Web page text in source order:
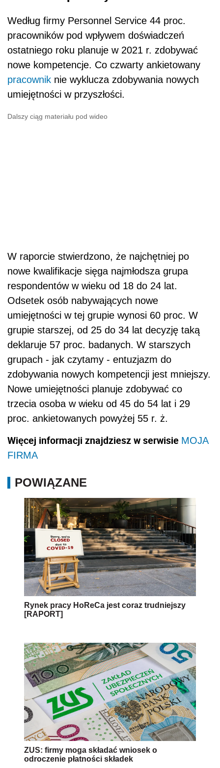
Według firmy Personnel Service 44 proc.
pracowników pod wpływem doświadczeń
ostatniego roku planuje w 2021 r. zdobywać
nowe kompetencje. Co czwarty ankietowany
pracownik nie wyklucza zdobywania nowych
umiejętności w przyszłości.
Dalszy ciąg materiału pod wideo
W raporcie stwierdzono, że najchętniej po
nowe kwalifikacje sięga najmłodsza grupa
respondentów w wieku od 18 do 24 lat.
Odsetek osób nabywających nowe
umiejętności w tej grupie wynosi 60 proc. W
grupie starszej, od 25 do 34 lat decyzję taką
deklaruje 57 proc. badanych. W starszych
grupach - jak czytamy - entuzjazm do
zdobywania nowych kompetencji jest mniejszy.
Nowe umiejętności planuje zdobywać co
trzecia osoba w wieku od 45 do 54 lat i 29
proc. ankietowanych powyżej 55 r. ż.
Więcej informacji znajdziesz w serwisie MOJA
FIRMA
POWIĄZANE
Rynek pracy HoReCa jest coraz trudniejszy
[RAPORT]
ZUS: firmy moga składać wniosek o
odroczenie płatności składek